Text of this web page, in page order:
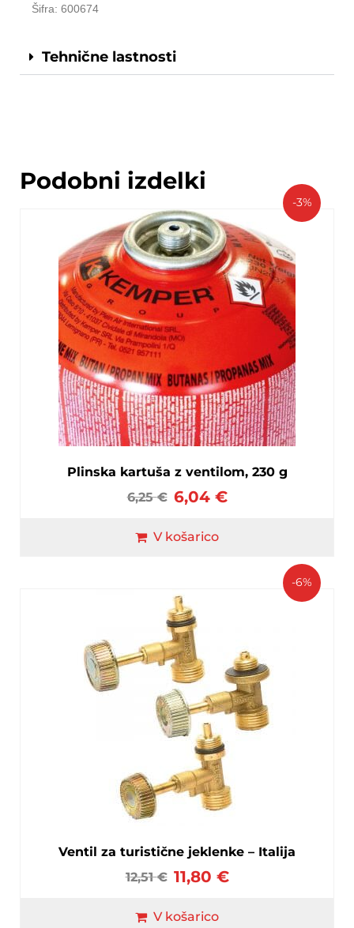
Šifra: 600674
Tehnične lastnosti
Podobni izdelki
-3%
Plinska kartuša z ventilom, 230 g
6,25€ 6,04€
V košarico
-6%
Ventil za turistične jeklenke – Italija
12,51€ 11,80 €
V košarico